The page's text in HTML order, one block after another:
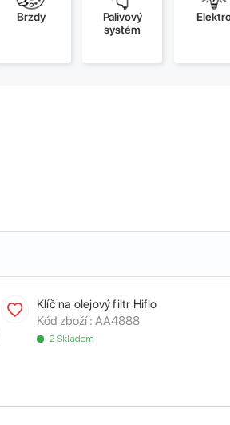
Brzdy
Palivový
systém
Klíč na olejový filtr Hiflo
Kód zboží : AA4888
2 Skladem